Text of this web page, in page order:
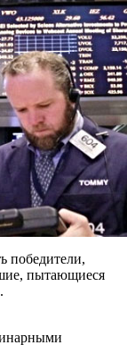
победители,
пытающиеся